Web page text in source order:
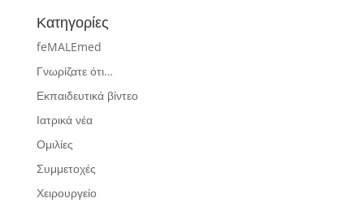
Κατηγορίες
feMALEmed
Γνωρίζατε ότι…
Εκπαιδευτικά βίντεο
Ιατρικά νέα
Ομιλίες
Συμμετοχές
Χειρουργείο